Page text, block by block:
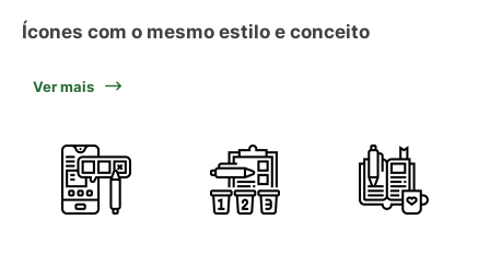
Ícones com o mesmo estilo e conceito
Ver mais